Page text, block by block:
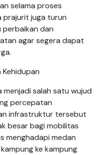
selama proses
prajurit juga turun
perbaikan dan
agar segera dapat
salah satu wujud
percepatan
infrastruktur tersebut
besar bagi mobilitas
menghadapi medan
ke kampung